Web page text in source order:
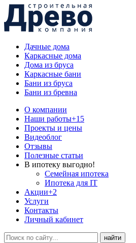
Дачные дома
Каркасные дома
Дома из бруса
Каркасные бани
Бани из бруса
Бани из бревна
О компании
Наши работы+15
Проекты и цены
Видеоблог
Отзывы
Полезные статьи
В ипотеку выгодно!
Семейная ипотека
Ипотека для IT
Акции+2
Услуги
Контакты
Личный кабинет